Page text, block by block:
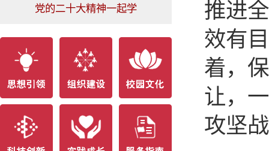
党的二十大精神一起学
推进
效有
着，
让，
攻坚